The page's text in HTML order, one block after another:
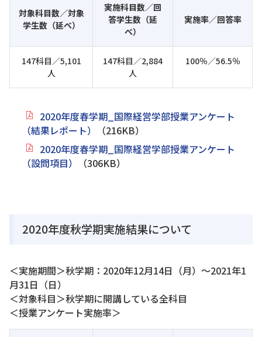
対象科目数／対象
学生数（延べ）
実施科目数／回
答学生数（延
べ）
実施率／回答率
147科目／5,101
人
147科目／2,884
人
100％／56.5％
2020年度春学期_国際経営学部授業アンケート
（結果レポート）
（216KB）
2020年度春学期_国際経営学部授業アンケート
（設問項目）
（306KB）
2020年度秋学期実施結果について
＜実施期間＞秋学期：2020年12月14日（月）～2021年1
月31日（日）
＜対象科目＞秋学期に開講している全科目
＜授業アンケート実施率＞